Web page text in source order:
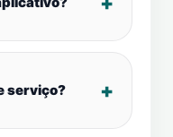
serviço?